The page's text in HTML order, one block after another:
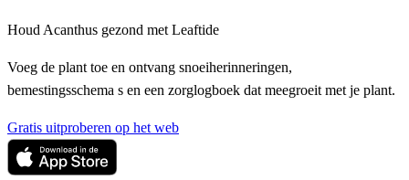
Houd Acanthus gezond met Leaftide
Voeg de plant toe en ontvang snoeiherinneringen,
bemestingsschema s en een zorglogboek dat meegroeit met je plant.
Gratis uitproberen op het web